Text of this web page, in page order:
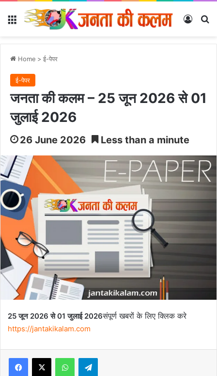
Menu Log In
Home > ई-पेपर
ई-पेपर
जनता की कलम – 25 जून 2026 से 01
जुलाई 2026
26 June 2026 Less than a minute
25 जून 2026 से 01 जुलाई 2026संपूर्ण खबरों के लिए क्लिक करे
https://jantakikalam.com
Facebook
X WhatsAppTelegram